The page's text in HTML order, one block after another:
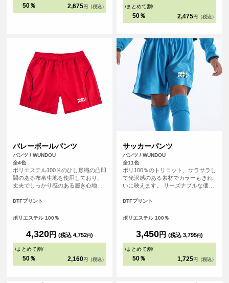
50％ 2,675 円（税込）
す。また、脇縫いがあることで、洗
愛用できる丈夫な作りとなっていま
\まとめて割/
50％ 2,475 円（税込）
バレーボールパンツ
パンツ / WUNDOU
全4色
ポリエステル100％のひし形織の凸凹
間のある布帛生地を使用しており、
丈夫でしっかり感のある履き心地で
ンツ、セカンドユニフォームに。短
分野でもご利用いただけます。
DTFプリント
ポリエステル 100％
4,320円 (税込 4,752円)
\まとめて割/
50％ 2,160 円（税込）
サッカーパンツ
パンツ / WUNDOU
全11色
ポリ100％のトリコット、サラサラし
て光沢感のある素材でカラーもきれ
いに映えます。 リーズナブルな価格
洗い替えもいらないくらいの速乾性
て、幅広い分野でプラクティスパン
別ページにて110㎝～150㎝のキッズ
サイズも取り扱っています。
DTFプリント
ポリエステル 100％
3,450円 (税込 3,795円)
\まとめて割/
50％ 1,725 円（税込）